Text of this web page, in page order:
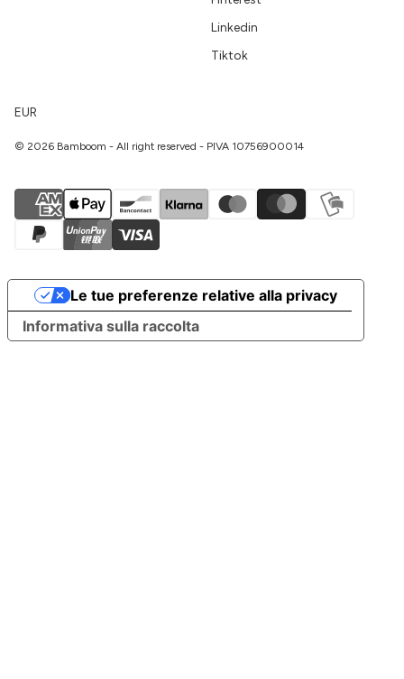
Linkedin
Tiktok
EUR
© 2026 Bamboom - All right reserved - PIVA 10756900014
Informativa sulla raccolta
Le tue preferenze relative alla privacy